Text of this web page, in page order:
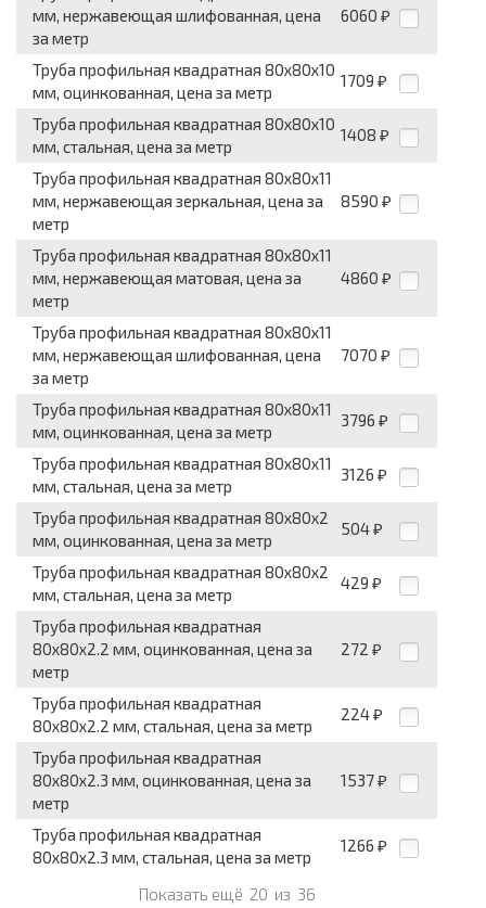
мм, нержавеющая шлифованная, цена
за метр
6060 ₽
Труба профильная квадратная 80x80x10
мм, оцинкованная, цена за метр
1709 ₽
Труба профильная квадратная 80x80x10
мм, стальная, цена за метр
1408 ₽
Труба профильная квадратная 80x80x11
мм, нержавеющая зеркальная, цена за
метр
8590 ₽
Труба профильная квадратная 80x80x11
мм, нержавеющая матовая, цена за
метр
4860 ₽
Труба профильная квадратная 80x80x11
мм, нержавеющая шлифованная, цена
за метр
7070 ₽
Труба профильная квадратная 80x80x11
мм, оцинкованная, цена за метр
3796 ₽
Труба профильная квадратная 80x80x11
мм, стальная, цена за метр
3126 ₽
Труба профильная квадратная 80x80x2
мм, оцинкованная, цена за метр
504 ₽
Труба профильная квадратная 80x80x2
мм, стальная, цена за метр
429 ₽
Труба профильная квадратная
80x80x2.2 мм, оцинкованная, цена за
метр
272 ₽
Труба профильная квадратная
80x80x2.2 мм, стальная, цена за метр
224 ₽
Труба профильная квадратная
80x80x2.3 мм, оцинкованная, цена за
метр
1537 ₽
Труба профильная квадратная
80x80x2.3 мм, стальная, цена за метр
1266 ₽
Показать ещё 20 из 36